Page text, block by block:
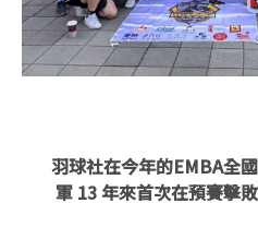
羽球社在今年的EMBA全
軍 13 年來首次在預賽擊